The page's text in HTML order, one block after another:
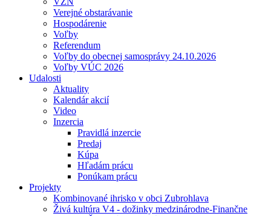
Verejné obstarávanie
Hospodárenie
Voľby
Referendum
Voľby do obecnej samosprávy 24.10.2026
Voľby VÚC 2026
Udalosti
Aktuality
Kalendár akcií
Video
Inzercia
Pravidlá inzercie
Predaj
Kúpa
Hľadám prácu
Ponúkam prácu
Projekty
Kombinované ihrisko v obci Zubrohlava
Živá kultúra V4 - dožinky medzinárodne-Finančne